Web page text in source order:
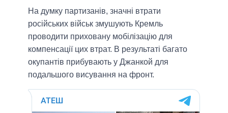
На думку партизанів, значні втрати
російських військ змушують Кремль
проводити приховану мобілізацію для
компенсації цих втрат. В результаті багато
окупантів прибувають у Джанкой для
подальшого висування на фронт.